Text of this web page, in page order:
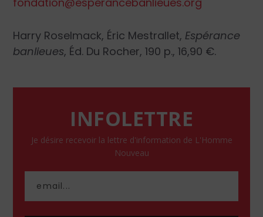
Harry Roselmack, Éric Mestrallet, Espérance
banlieues, Éd. Du Rocher, 190 p., 16,90 €.
INFOLETTRE
Je désire recevoir la lettre d'information de L'Homme
Nouveau